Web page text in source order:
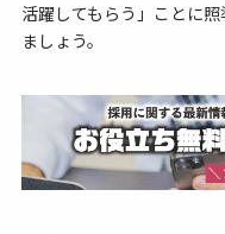
活躍してもらう」ことに
ましょう。